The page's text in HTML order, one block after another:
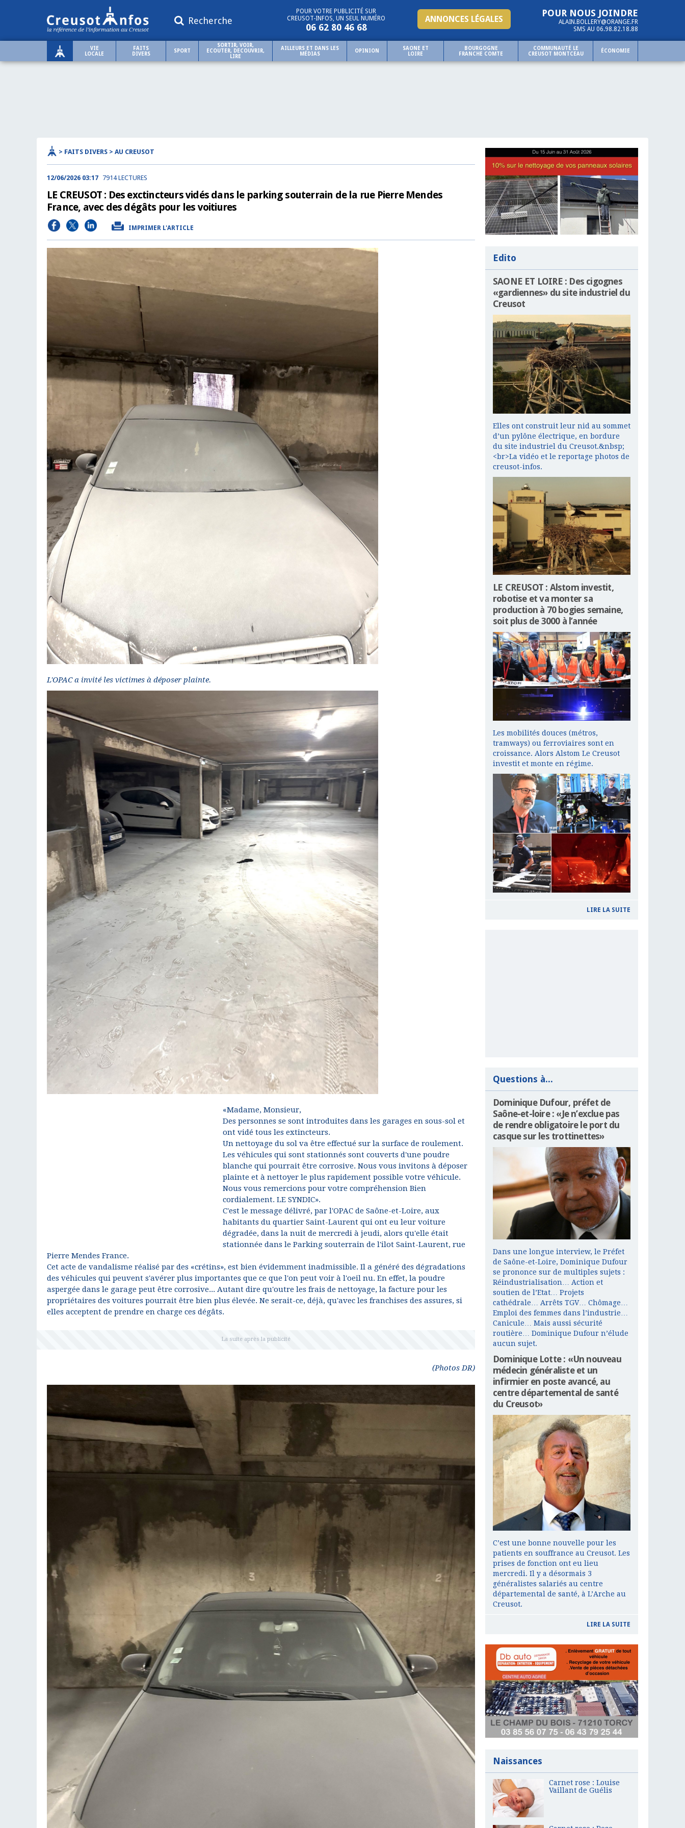
Recherche
POUR NOUS JOINDRE
ALAIN.BOLLERY@ORANGE.FR
SMS AU 06.98.82.18.88
ANNONCES LÉGALES
POUR VOTRE PUBLICITÉ SUR
CREUSOT-INFOS, UN SEUL NUMÉRO
06 62 80 46 68
VIE
LOCALE
FAITS
DIVERS
SPORT
SORTIR, VOIR,
ECOUTER, DECOUVRIR,
LIRE
AILLEURS ET DANS LES
MÉDIAS
OPINION
SAONE ET
LOIRE
BOURGOGNE
FRANCHE COMTE
COMMUNAUTÉ LE
CREUSOT MONTCEAU
ÉCONOMIE
> FAITS DIVERS > AU CREUSOT
12/06/2026 03:17 7914 LECTURES
LE CREUSOT : Des exctincteurs vidés dans le parking souterrain de la rue Pierre Mendes
France, avec des dégâts pour les voitiures
IMPRIMER L'ARTICLE
L'OPAC a invité les victimes à déposer plainte.
«Madame, Monsieur,
Des personnes se sont introduites dans les garages en sous-sol et
ont vidé tous les extincteurs.
Un nettoyage du sol va être effectué sur la surface de roulement.
Les véhicules qui sont stationnés sont couverts d'une poudre
blanche qui pourrait être corrosive. Nous vous invitons à déposer
plainte et à nettoyer le plus rapidement possible votre véhicule.
Nous vous remercions pour votre compréhension Bien
cordialement. LE SYNDIC».
C'est le message délivré, par l'OPAC de Saône-et-Loire, aux
habitants du quartier Saint-Laurent qui ont eu leur voiture
dégradée, dans la nuit de mercredi à jeudi, alors qu'elle était
stationnée dans le Parking souterrain de l'ilot Saint-Laurent, rue
Pierre Mendes France.
Cet acte de vandalisme réalisé par des «crétins», est bien évidemment inadmissible. Il a généré des dégradations
des véhicules qui peuvent s'avérer plus importantes que ce que l'on peut voir à l'oeil nu. En effet, la poudre
aspergée dans le garage peut être corrosive... Autant dire qu'outre les frais de nettoyage, la facture pour les
propriétaires des voitures pourrait être bien plus élevée. Ne serait-ce, déjà, qu'avec les franchises des assures, si
elles acceptent de prendre en charge ces dégâts.
(Photos DR)
Edito
SAONE ET LOIRE : Des cigognes
«gardiennes» du site industriel du
Creusot
Elles ont construit leur nid au sommet
d’un pylône électrique, en bordure
du site industriel du Creusot.&nbsp;
<br>La vidéo et le reportage photos de
creusot-infos.
LE CREUSOT : Alstom investit,
robotise et va monter sa
production à 70 bogies semaine,
soit plus de 3000 à l’année
Les mobilités douces (métros,
tramways) ou ferroviaires sont en
croissance. Alors Alstom Le Creusot
investit et monte en régime.
LIRE LA SUITE
Questions à...
Dominique Dufour, préfet de
Saône-et-loire : «Je n’exclue pas
de rendre obligatoire le port du
casque sur les trottinettes»
Dans une longue interview, le Préfet
de Saône-et-Loire, Dominique Dufour
se prononce sur de multiples sujets :
Réindustrialisation… Action et
soutien de l’Etat… Projets
cathédrale… Arrêts TGV… Chômage…
Emploi des femmes dans l’industrie…
Canicule… Mais aussi sécurité
routière… Dominique Dufour n’élude
aucun sujet.
Dominique Lotte : «Un nouveau
médecin généraliste et un
infirmier en poste avancé, au
centre départemental de santé
du Creusot»
C’est une bonne nouvelle pour les
patients en souffrance au Creusot. Les
prises de fonction ont eu lieu
mercredi. Il y a désormais 3
généralistes salariés au centre
départemental de santé, à L’Arche au
Creusot.
LIRE LA SUITE
Naissances
Carnet rose : Louise
Vaillant de Guélis